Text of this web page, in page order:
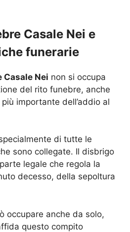
Casale Nei e
funerarie
Casale Nei non si occupa
del rito funebre, anche
importante dell’addio al
di tutte le
sono collegate. Il disbrigo
legale che regola la
decesso, della sepoltura
occupare anche da solo,
questo compito